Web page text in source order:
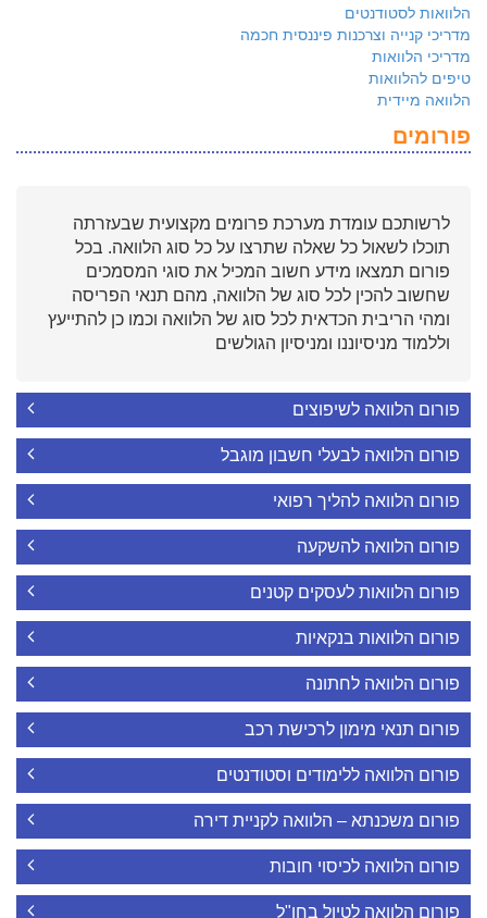
הלוואות לסטודנטים
מדריכי קנייה וצרכנות פיננסית חכמה
מדריכי הלוואות
טיפים להלוואות
הלוואה מיידית
פורומים
לרשותכם עומדת מערכת פרומים מקצועית שבעזרתה
תוכלו לשאול כל שאלה שתרצו על כל סוג הלוואה. בכל
פורום תמצאו מידע חשוב המכיל את סוגי המסמכים
שחשוב להכין לכל סוג של הלוואה, מהם תנאי הפריסה
ומהי הריבית הכדאית לכל סוג של הלוואה וכמו כן להתייעץ
וללמוד מניסיוננו ומניסיון הגולשים
פורום הלוואה לשיפוצים
פורום הלוואה לבעלי חשבון מוגבל
פורום הלוואה להליך רפואי
פורום הלוואה להשקעה
פורום הלוואות לעסקים קטנים
פורום הלוואות בנקאיות
פורום הלוואה לחתונה
פורום תנאי מימון לרכישת רכב
פורום הלוואה ללימודים וסטודנטים
פורום משכנתא – הלוואה לקניית דירה
פורום הלוואה לכיסוי חובות
פורום הלוואה לטיול בחו"ל